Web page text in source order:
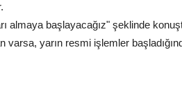
almaya başlayacağız" şeklinde
yarın resmi işlemler